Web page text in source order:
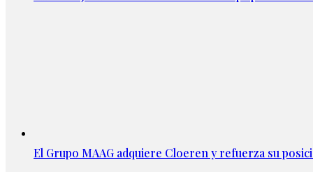
El Grupo MAAG adquiere Cloeren y refuerza su